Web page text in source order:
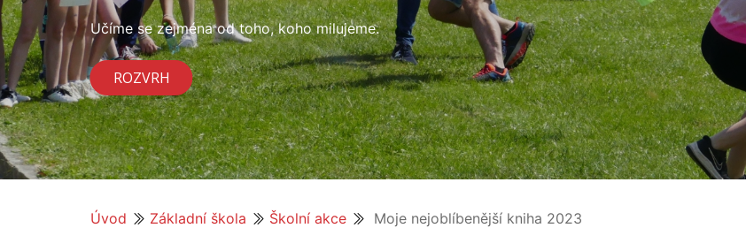
Učíme se zejména od toho, koho milujeme.
ROZVRH
Úvod Základní škola Školní akce Moje nejoblíbenější kniha 2023